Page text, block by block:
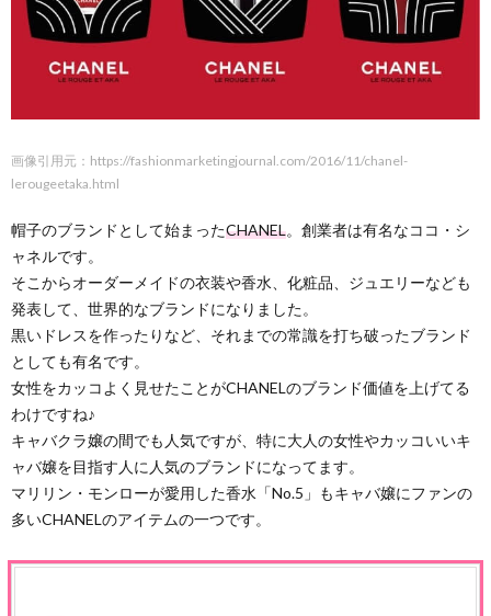
画像引用元：https://fashionmarketingjournal.com/2016/11/chanel-
lerougeetaka.html
帽子のブランドとして始まったCHANEL。創業者は有名なココ・シ
ャネルです。
そこからオーダーメイドの衣装や香水、化粧品、ジュエリーなども
発表して、世界的なブランドになりました。
黒いドレスを作ったりなど、それまでの常識を打ち破ったブランド
としても有名です。
女性をカッコよく見せたことがCHANELのブランド価値を上げてる
わけですね♪
キャバクラ嬢の間でも人気ですが、特に大人の女性やカッコいいキ
ャバ嬢を目指す人に人気のブランドになってます。
マリリン・モンローが愛用した香水「No.5」もキャバ嬢にファンの
多いCHANELのアイテムの一つです。